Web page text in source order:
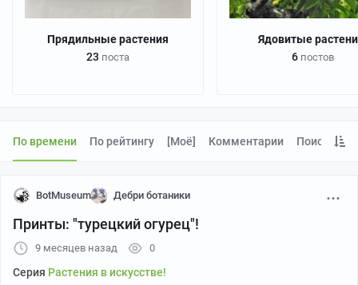
Прядильные растения
23 поста
Ядовитые
6постов
По времени По рейтингу [моё] Комментарии Поиск
BotMuseum Дебри ботаники
Принты: "турецкий огурец"!
9 месяцев назад 0
Серия Растения в искусстве!